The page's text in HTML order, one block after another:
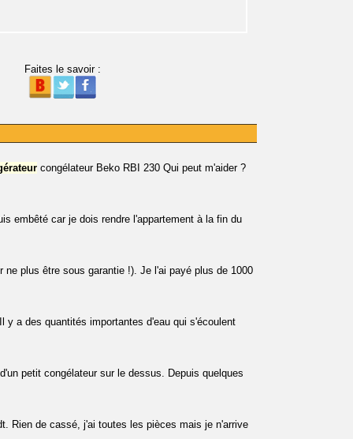
Faites le savoir :
congélateur Beko RBI 230 Qui peut m'aider ?
embêté car je dois rendre l'appartement à la fin du
plus être sous garantie !). Je l'ai payé plus de 1000 
y a des quantités importantes d'eau qui s'écoulent
petit congélateur sur le dessus. Depuis quelques
Rien de cassé, j'ai toutes les pièces mais je n'arrive